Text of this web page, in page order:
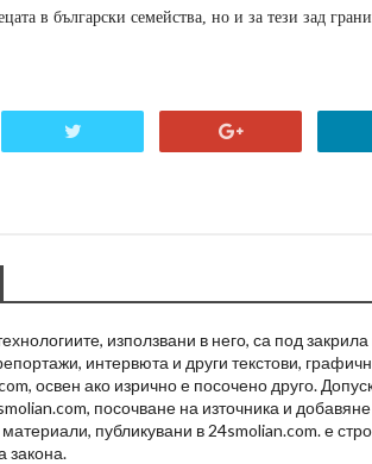
в български семейства, но и за тези зад
използвани в него, са под
интервюта и други текстови,
освен ако изрично е посочено друго.
посочване на източника и
публикувани в 24smolian.com. е
закона.